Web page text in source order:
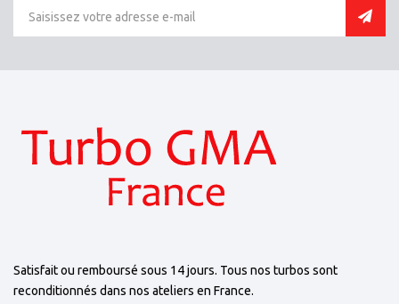
Satisfait ou remboursé sous 14 jours. Tous nos turbos sont
reconditionnés dans nos ateliers en France.